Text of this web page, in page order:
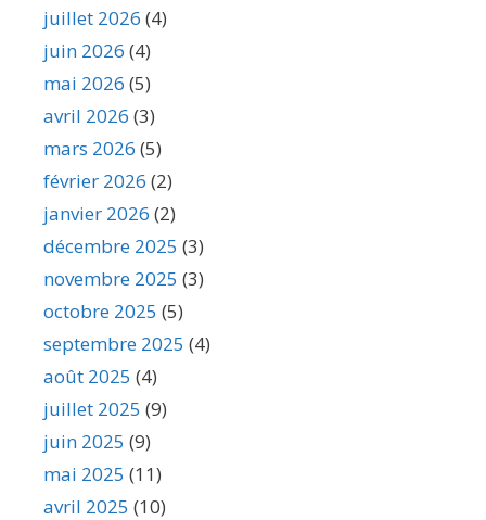
juillet 2026 (4)
juin 2026 (4)
mai 2026 (5)
avril 2026 (3)
mars 2026 (5)
février 2026 (2)
janvier 2026 (2)
décembre 2025 (3)
novembre 2025 (3)
octobre 2025 (5)
septembre 2025 (4)
août 2025 (4)
juillet 2025 (9)
juin 2025 (9)
mai 2025 (11)
avril 2025 (10)